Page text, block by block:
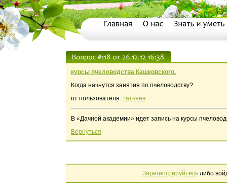
курсы пчеловодства Кашковского.
Когда начнутся занятия по пчеловодству?
от пользователя: татьяна
В «Дачной академии» идет запись на курсы
Вернуться
Зарегистрируйтесь либо